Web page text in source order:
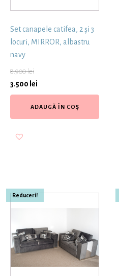
Set canapele catifea, 2 și 3
locuri, MIRROR, albastru
navy
8.900lei
3.500 lei
ADAUGĂ ÎN COȘ
Reduceri!